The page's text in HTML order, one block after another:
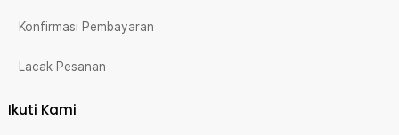
Konfirmasi Pembayaran
Lacak Pesanan
Ikuti Kami